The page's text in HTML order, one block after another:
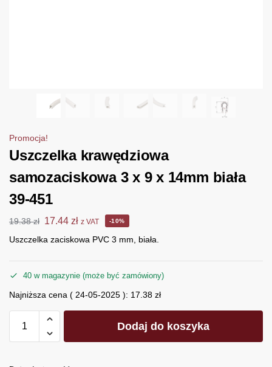
Promocja!
Uszczelka krawędziowa
samozaciskowa 3 x 9 x 14mm biała
39-451
19.38zł 17.44 zł z VAT -10%
Uszczelka zaciskowa PVC 3 mm, biała.
40 w magazynie (może być zamówiony)
Najniższa cena ( 24-05-2025 ): 17.38 zł
Dodaj do koszyka